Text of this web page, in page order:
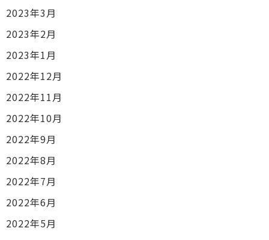
2023年3月
2023年2月
2023年1月
2022年12月
2022年11月
2022年10月
2022年9月
2022年8月
2022年7月
2022年6月
2022年5月